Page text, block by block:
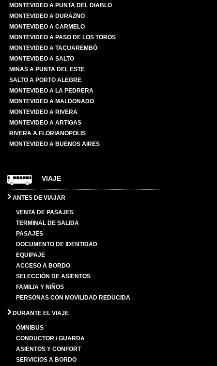
MONTEVIDEO A PUNTA DEL DIABLO
MONTEVIDEO A DURAZNO
MONTEVIDEO A CARMELO
MONTEVIDEO A PASO DE LOS TOROS
MONTEVIDEO A TACUAREMBÓ
MONTEVIDEO A SALTO
MINAS A PUNTA DEL ESTE
SALTO A PORTO ALEGRE
MONTEVIDEO A LA PEDRERA
MONTEVIDEO A MALDONADO
MONTEVIDEO A RIVERA
MONTEVIDEO A ARTIGAS
RIVERA A FLORIANOPOLIS
MONTEVIDEO A BUENOS AIRES
VIAJE
ANTES DE VIAJAR
VENTA DE PASAJES
TERMINAL DE SALIDA
PASAJES
DOCUMENTO DE IDENTIDAD
EQUIPAJE
ACCESO A BORDO
SELECCIÓN DE ASIENTOS
FAMILIA Y NIÑOS
PERSONAS CON MOVILIDAD REDUCIDA
DURANTE EL VIAJE
ÓMNIBUS
CONDUCTOR / GUARDA
ASIENTOS Y CONFORT
SERVICIOS A BORDO